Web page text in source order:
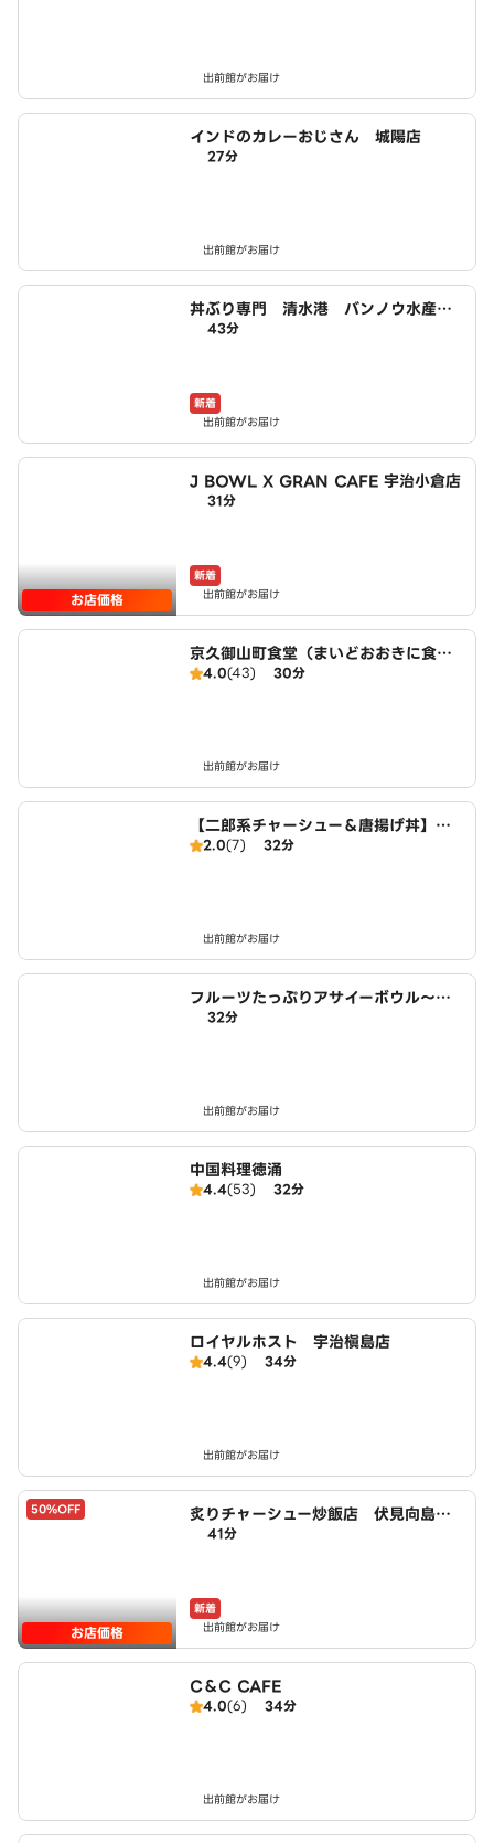
出前館がお届け
インドのカレーおじさん 城陽店
27分
出前館がお届け
丼ぶり専門 清水港 バンノウ水産
宇治店
43分
新着
出前館がお届け
お店価格
J BOWL X GRAN CAFE 宇治小倉店
31分
新着
出前館がお届け
京久御山町食堂（まいどおおきに食
堂）
4.0(43) 30分
出前館がお届け
【二郎系チャーシュー＆唐揚げ丼】豚
エース 宇治小倉店
2.0(7) 32分
出前館がお届け
フルーツたっぷりアサイーボウル～ワ
イキキ・ボウルズ 宇治小倉店
32分
出前館がお届け
中国料理徳涌
4.4(53) 32分
出前館がお届け
ロイヤルホスト 宇治槇島店
4.4(9) 34分
出前館がお届け
50%OFF
お店価格
炙りチャーシュー炒飯店 伏見向島鷹
場町店 powered by LAWSON
41分
新着
出前館がお届け
C＆C CAFE
4.0(6) 34分
出前館がお届け